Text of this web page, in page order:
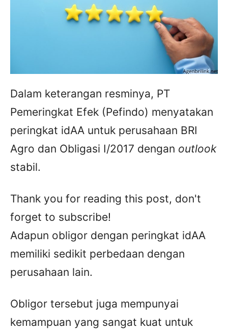
Dalam keterangan resminya, PT
Pemeringkat Efek (Pefindo) menyatakan
peringkat idAA untuk perusahaan BRI
Agro dan Obligasi I/2017 dengan outlook
stabil.
Thank you for reading this post, don't
forget to subscribe!
Adapun obligor dengan peringkat idAA
memiliki sedikit perbedaan dengan
perusahaan lain.
Obligor tersebut juga mempunyai
kemampuan yang sangat kuat untuk